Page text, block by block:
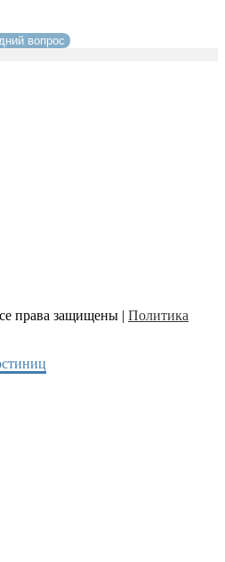
вопрос
права защищены | Политика